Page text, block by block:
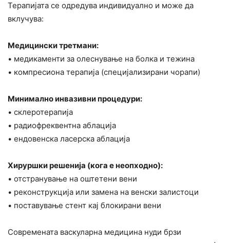
Терапијата се одредува индивидуално и може да
вклучува:
Медицински третмани:
• медикаменти за олеснување на болка и тежина
• компресиона терапија (специјализирани чорапи)
Минимално инвазивни процедури:
• склеротерапија
• радиофреквентна аблација
• ендовенска ласерска аблација
Хируршки решенија (кога е неопходно):
• отстранување на оштетени вени
• реконструкција или замена на венски залистоци
• поставување стент кај блокирани вени
Современата васкуларна медицина нуди брзи